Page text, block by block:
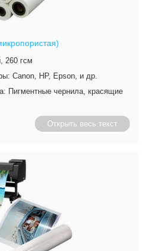
260 гсм
Canon, HP, Epson, и др.
Пигментные чернила, красящие
Открыть весь текст